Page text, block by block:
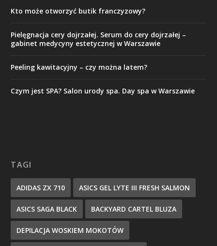
Kto może otworzyć butik franczyzowy?
Pielęgnacja cery dojrzałej. Serum do cery dojrzałej –
gabinet medycyny estetycznej w Warszawie
Peeling kawitacyjny – czy można latem?
Czym jest SPA? Salon urody spa. Day spa w Warszawie
TAGI
ADIDAS ZX 710 ASICS GEL LYTE III FRESH SALMON
ASICS SAGA BLACK BACKYARD CARTEL BLUZA
DEPILACJA WOSKIEM MOKOTÓW